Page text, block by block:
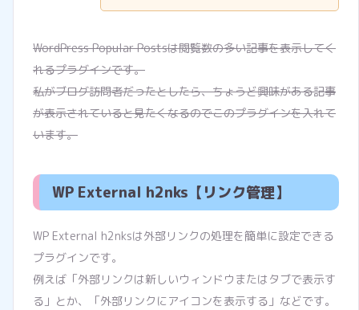
WordPress Popular Postsは閲覧数の多い記事を表示してく
れるプラグインです。
私がブログ訪問者だったとしたら、ちょうど興味がある記事
が表示されていると見たくなるのでこのプラグインを入れて
います。
WP External h2nks【リンク管理】
WP External h2nksは外部リンクの処理を簡単に設定できる
プラグインです。
例えば「外部リンクは新しいウィンドウまたはタブで表示す
る」とか、「外部リンクにアイコンを表示する」などです。